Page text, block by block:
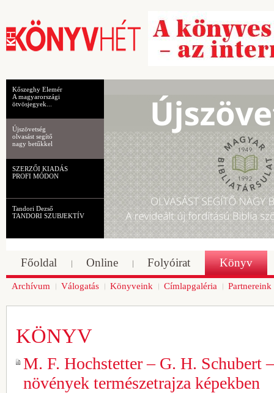
Kőszeghy Elemér
A magyarországi
ötvösjegyek...
Újszövetség
olvasást segítő
nagy betűkkel
SZERZŐI KIADÁS
PROFI MÓDON
Tandori Dezső
TANDORI SZUBJEKTÍV
Főoldal Online Folyóirat Könyv
Archívum Válogatás Könyveink Címlapgaléria Partnereink
KÖNYV
M. F. Hochstetter – G. H. Schubert
növények természetrajza képekben